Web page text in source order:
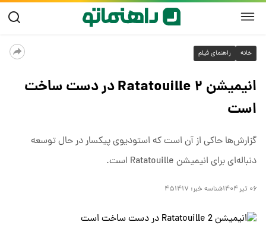
خانه راهنمای فیلم
انیمیشن Ratatouille ۲ در دست ساخت
است
گزارش‌ها حاکی از آن است که استودیوی پیکسار در حال توسعه
دنباله‌ای برای انیمیشن Ratatouille است.
۰۶ تیر ۱۴۰۴ شناسه خبر: ۴۵۱۴۱۷